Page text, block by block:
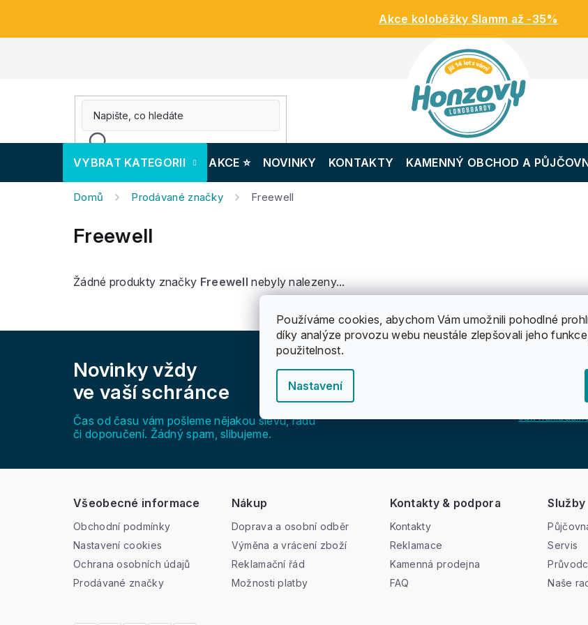
Používáme cookies, abychom Vám umožnili pohodlné
díky analýze provozu webu neustále zlepšovali jeho
použitelnost.
Nastavení
Akce koloběžky Slamm až -35%
VYBRAT KATEGORII AKCE ⭐️ NOVINKY KONTAKTY KAMENNÝ OBCHOD A
Domů Prodávané značky Freewell
Freewell
Žádné produkty značky Freewell nebyly nalezeny...
Novinky vždy
ve vaší schránce
Čas od času vám pošleme nějakou slevu, radu
či doporučení. Žádný spam, slibujeme.
Jak
Všeobecné informace
Obchodní podmínky
Nastavení cookies
Ochrana osobních údajů
Prodávané značky
Nákup
Doprava a osobní odběr
Výměna a vrácení zboží
Reklamační řád
Možnosti platby
Kontakty & podpora
Kontakty
Reklamace
Kamenná prodejna
FAQ
Služby
Servis
Naše